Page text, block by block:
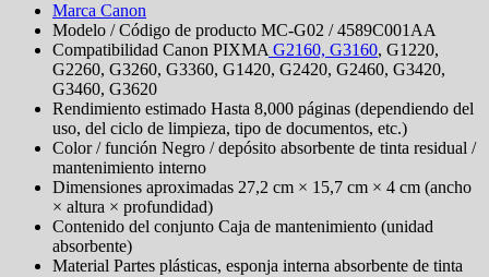
Marca Canon
Modelo / Código de producto MC-G02 / 4589C001AA
Compatibilidad Canon PIXMA G2160, G3160, G1220,
G2260, G3260, G3360, G1420, G2420, G2460, G3420,
G3460, G3620
Rendimiento estimado Hasta 8,000 páginas (dependiendo del
uso, del ciclo de limpieza, tipo de documentos, etc.)
Color / función Negro / depósito absorbente de tinta residual /
mantenimiento interno
Dimensiones aproximadas 27,2 cm × 15,7 cm × 4 cm (ancho
× altura × profundidad)
Contenido del conjunto Caja de mantenimiento (unidad
absorbente)
Material Partes plásticas, esponja interna absorbente de tinta